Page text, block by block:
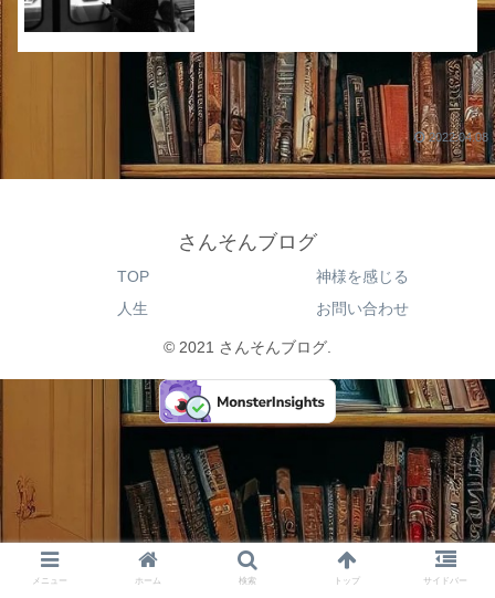
2022.04.08
さんそんブログ
TOP
神様を感じる
人生
お問い合わせ
© 2021 さんそんブログ.
メニュー ホーム 検索 トップ サイドバー